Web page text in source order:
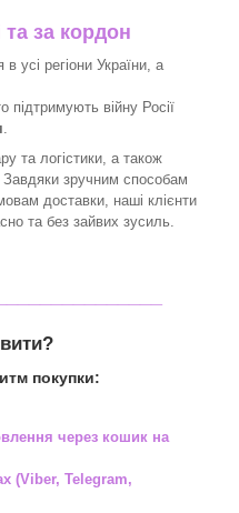
та за кордон
усі регіони України, а
підтримують війну Росії
та логістики, а також
зручним способам
доставки, наші клієнти
та без зайвих зусиль.
покупки:
через кошик на
(Viber, Telegram,